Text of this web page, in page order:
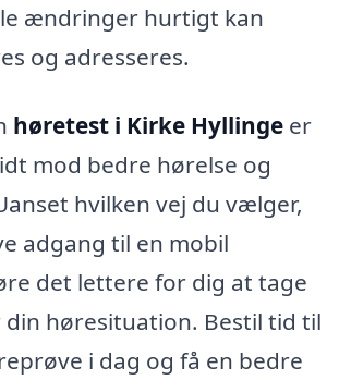
ændringer hurtigt kan
og adresseres.
høretest i Kirke Hyllinge er
mod bedre hørelse og
hvilken vej du vælger,
adgang til en mobil
det lettere for dig at tage
høresituation. Bestil tid til
i dag og få en bedre